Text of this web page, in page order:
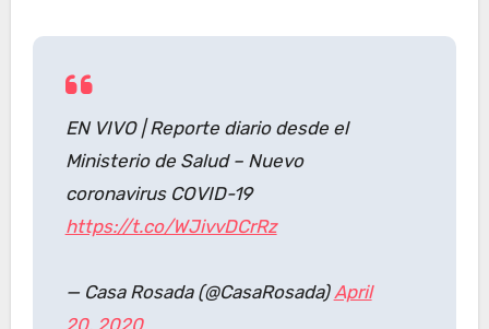
EN VIVO | Reporte diario desde el
Ministerio de Salud – Nuevo
coronavirus COVID-19
https://t.co/WJivvDCrRz
— Casa Rosada (@CasaRosada)April